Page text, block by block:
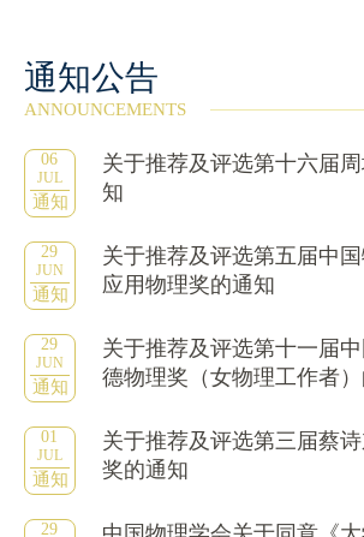
通知公告
ANNOUNCEMENTS
06
JUL
通知
关于推荐及评选第十六届
知
29
JUN
通知
关于推荐及评选第五届中
应用物理奖的通知
29
JUN
通知
关于推荐及评选第十一届
德物理奖（女物理工作者
01
JUL
通知
关于推荐及评选第三届蔡
奖的通知
29